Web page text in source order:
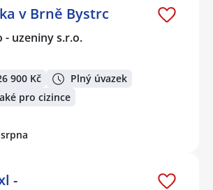
v Brně Bystrc
- uzeniny s.r.o.
900 Kč
Plný úvazek
pro cizince
-